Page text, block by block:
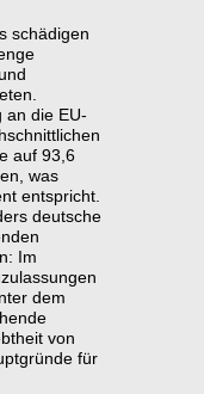
schädigen
an die EU-
auf 93,6
was
entspricht.
deutsche
Im
dem
von
für